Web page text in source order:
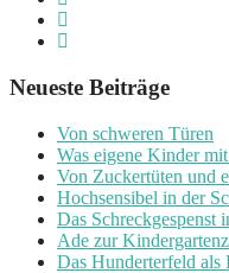
Neueste Beiträge
Von schweren Türen
Was eigene Kinder
Von Zuckertüten und
Hochsensibel in der
Das Schreckgespenst
Ade zur
Das Hunderterfeld als